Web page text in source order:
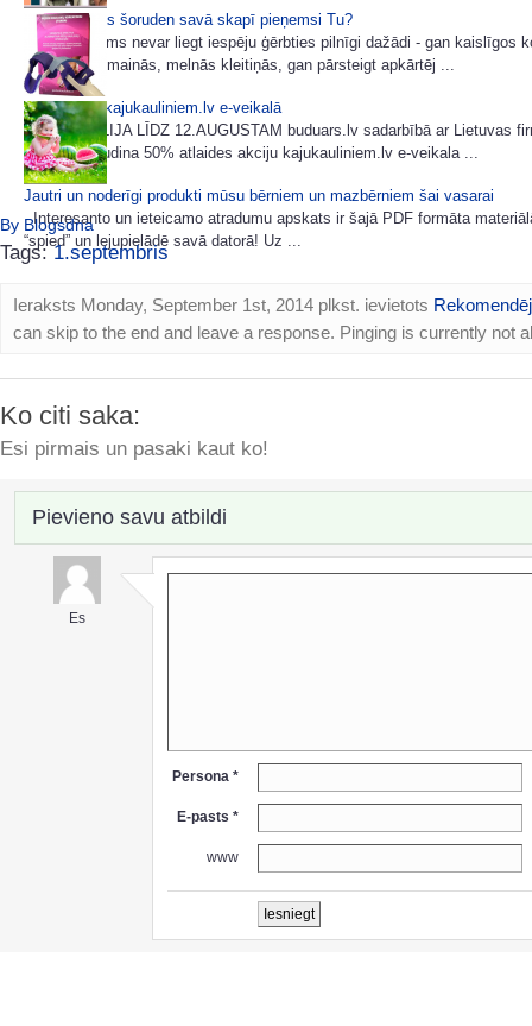
Kuras krāsas šoruden savā skapī pieņemsi Tu?
Neviens mums nevar liegt iespēju ģērbties pilnīgi dažādi - gan kaislīgos
gan noslēpumainās, melnās kleitiņās, gan pārsteigt apkārtēj ...
50% akcija kajukauliniem.lv e-veikalā
NO 29.JŪLIJA LĪDZ 12.AUGUSTAM buduars.lv sadarbībā ar Lietuvas
Medika izsludina 50% atlaides akciju kajukauliniem.lv e-veikala ...
Jautri un noderīgi produkti mūsu bērniem un mazbērniem šai vasarai
Interesanto un ieteicamo atradumu apskats ir šajā PDF formāta
“spied” un lejupielādē savā datorā! Uz ...
By Blogsdna
Tags:1.septembris
Ieraksts Monday, September 1st, 2014 plkst. ievietots
can skip to the end and leave a response. Pinging is currently not
Ko citi saka:
Esi pirmais un pasaki kaut ko!
Pievieno savu atbildi
Es
Persona *
E-pasts *
www